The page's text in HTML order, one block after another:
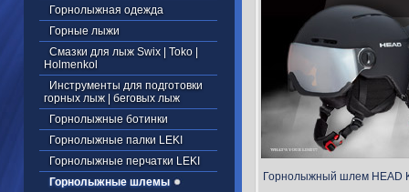
Горнолыжная одежда
Горные лыжи
Смазки для лыж Swix | Toko |
Holmenkol
Инструменты для подготовки
горных лыж | беговых лыж
Горнолыжные ботинки
Горнолыжные палки LEKI
Горнолыжные перчатки LEKI
Горнолыжные шлемы
Горнолыжный шлем HEAD